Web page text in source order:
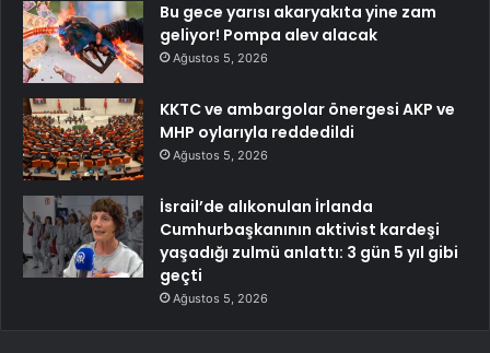
Bu gece yarısı akaryakıta yine zam
geliyor! Pompa alev alacak
Ağustos 5, 2026
KKTC ve ambargolar önergesi AKP ve
MHP oylarıyla reddedildi
Ağustos 5, 2026
İsrail’de alıkonulan İrlanda
Cumhurbaşkanının aktivist kardeşi
yaşadığı zulmü anlattı: 3 gün 5 yıl gibi
geçti
Ağustos 5, 2026